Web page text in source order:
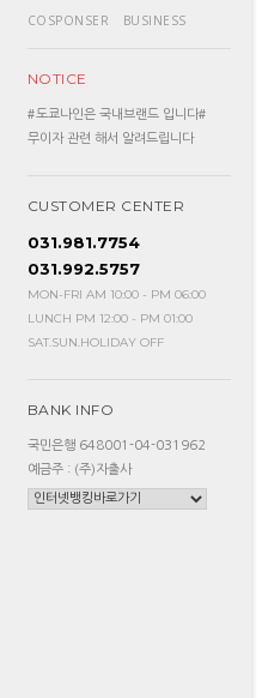
COSPONSER
BUSINESS
NOTICE
#도쿄나인은 국내브랜드 입니다#
무이자 관련 해서 알려드립니다
CUSTOMER CENTER
031.981.7754
031.992.5757
MON-FRI AM 10:00 - PM 06:00
LUNCH PM 12:00 - PM 01:00
SAT.SUN.HOLIDAY OFF
BANK INFO
국민은행 648001-04-031962
예금주 : (주)자출사